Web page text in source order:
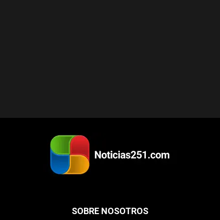
SOBRE NOSOTROS